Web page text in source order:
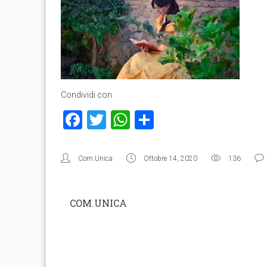
Condividi con
Facebook
TwitterWhatsApp
Com.Unica Ottobre 14, 2020 136
COM.UNICA